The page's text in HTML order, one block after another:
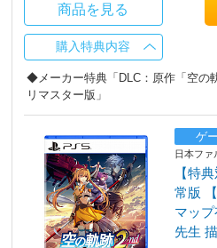
商品を見る
購入特典内容
◆メーカー特典「DLC：原作「空の
リマスター版」
ゲ
日本ファ
【特
常版
マップ
先生